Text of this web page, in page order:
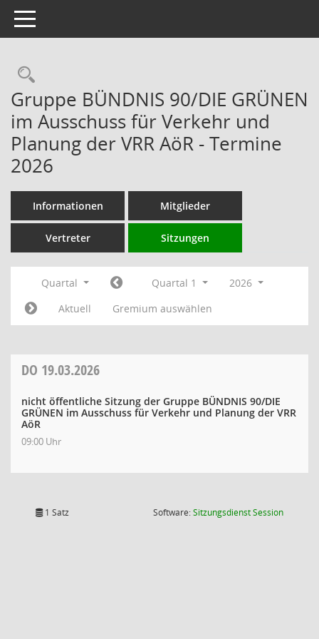
Toggle navigation
Rechercheauswahl
Gruppe BÜNDNIS 90/DIE GRÜNEN
im Ausschuss für Verkehr und
Planung der VRR AöR - Termine
2026
Informationen Mitglieder
Vertreter Sitzungen
Quartal Quartal 1
2026
Aktuell
Gremium auswählen
DO 19.03.2026
nicht öffentliche Sitzung der Gruppe BÜNDNIS 90/DIE
GRÜNEN im Ausschuss für Verkehr und Planung der VRR
AöR
09:00 Uhr
1 Satz Software:SitzungsdienstSession(Wird in